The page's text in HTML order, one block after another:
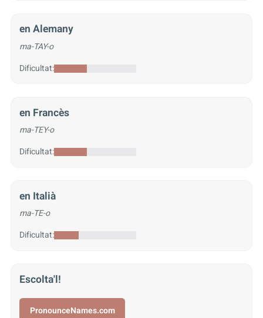
en Alemany
ma-TAY-o
Dificultat:
en Francès
ma-TEY-o
Dificultat:
en Italià
ma-TE-o
Dificultat:
Escolta'l!
PronounceNames.com